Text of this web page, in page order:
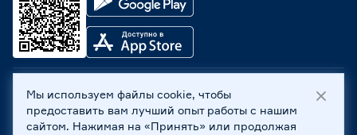
ООО «Бауцентр Рус» 2004 -2026, 236029, г. Калининград,
ул. А.Невского, 205. ИНН 7702596813, КПП 390601001 ©
Все права защищены
Мы используем файлы cookie, чтобы
предоставить вам лучший опыт работы с нашим
сайтом. Нажимая на «Принять» или продолжая